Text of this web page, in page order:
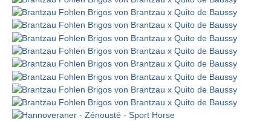
Unsere Pferde
Starke Vererber in unserer Zucht
Up Chiqui – Quidam de Revel – Chin Chin –
Pachat II
Quidam de Revel – Jalisco B – Nankin –
Harphortas